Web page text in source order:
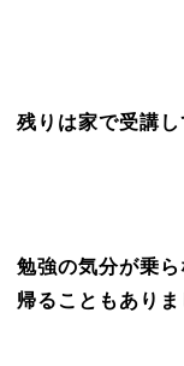
残りは家で受講し
勉強の気分が乗
帰ることもあり